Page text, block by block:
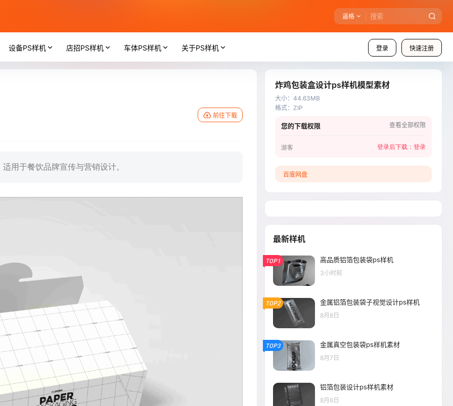
逼格
登录 快速注册
设备PS样机 店招PS样机 车体PS样机 关于PS样机
前往下载
用于餐饮品牌宣传与营销设计。
炸鸡包装盒设计ps样机模型素材
大小： 44.63MB
格式： ZIP
您的下载权限 查看全部权限
游客 登录后下载： 登录
百度网盘
最新样机
TOP1 高品质铝箔包装袋ps样机
3小时前
TOP2 金属铝箔包装袋子视觉设计ps样机
8月8日
TOP3 金属真空包装袋ps样机素材
8月7日
铝箔包装设计ps样机素材
8月6日